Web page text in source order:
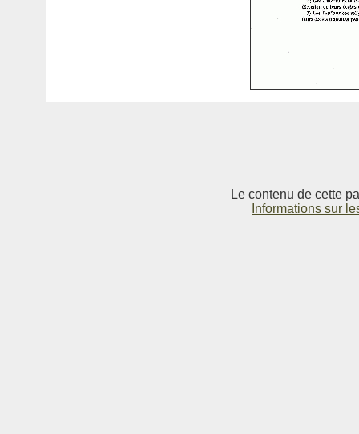
Le contenu de cette
Informations sur